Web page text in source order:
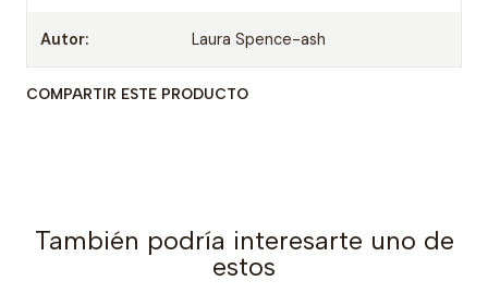
Autor: Laura Spence-ash
COMPARTIR ESTE PRODUCTO
También podría interesarte uno de
estos